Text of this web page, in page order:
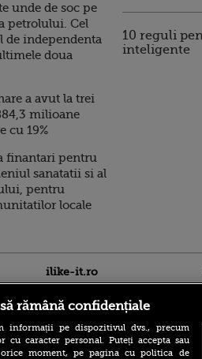
unde de soc pe
petrolului. Cel
independenta
doua
a avut la trei
milioane
cu 19%
finantari pentru
sanatatii si al
pentru
locale
10 reguli
inteligente
ilike-it.ro
rămână confidențiale
informații pe dispozitivul dvs., precum
caracter personal. Puteți accepta sau
moment, pe pagina cu politica de